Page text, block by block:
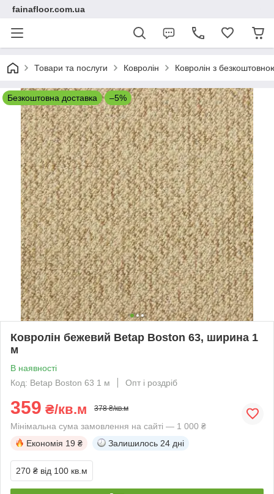
fainafloor.com.ua
Товари та послуги Ковролін Ковролін з
Безкоштовна доставка –5%
Ковролін бежевий Betap Boston 63, ширина 1
м
В наявності
Код: Betap Boston 63 1 м
Опт і роздріб
359 ₴/кв.м 378 ₴/кв.м
Мінімальна сума замовлення на сайті — 1 000 ₴
Економія 19 ₴ Залишилось 24 дні
270 ₴ від 100 кв.м